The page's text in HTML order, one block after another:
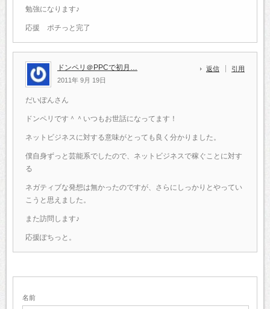
勉強になります♪
応援 ポチっと完了
ドンペリ＠PPCで初月…
2011年 9月 19日
返信 引用
だいぽんさん
ドンペリです＾＾いつもお世話になってます！
ネットビジネスに対する意味がとっても良く分かりました。
僕自身ずっと芸能系でしたので、ネットビジネスで稼ぐことに対す
る
ネガティブな発想は無かったのですが、さらにしっかりとやってい
こうと思えました。
また訪問します♪
応援ぽちっと。
名前